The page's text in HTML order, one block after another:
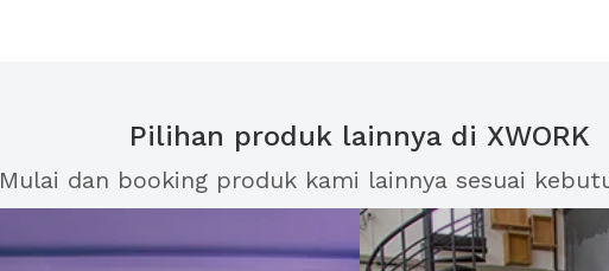
Pilihan produk lainnya di XWORK
Mulai dan booking produk kami lainnya sesuai